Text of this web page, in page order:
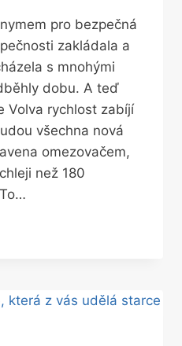
pro bezpečná
zakládala a
s mnohými
dobu. A teď
Volva rychlost zabíjí
všechna nová
omezovačem,
než 180